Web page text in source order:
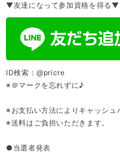
▼友達になって参加資格を得る▼
ID検索：@pricre
※＠マークを忘れずに♪
※お支払い方法によりキャッシュ
※送料はご負担いただきます。
●当選者発表